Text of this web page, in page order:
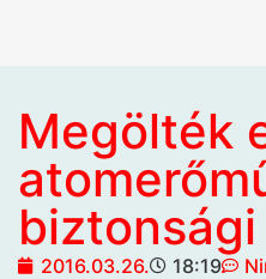
Megölték
2016.03.26. 18:19